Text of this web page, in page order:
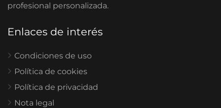
profesional personalizada.
Enlaces de interés
Condiciones de uso
Política de cookies
Política de privacidad
Nota legal